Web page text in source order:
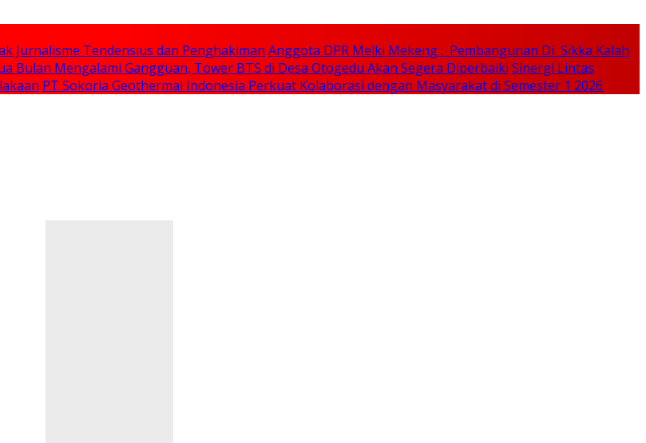
Jurnalisme Tendensius dan Penghakiman Anggota DPR Melki Mekeng : Pembangunan Di Sikka Kalah
Bulan Mengalami Gangguan, Tower BTS di Desa Otogedu Akan Segera Diperbaiki Sinergi Lintas
PT Sokoria Geothermal Indonesia Perkuat Kolaborasi dengan Masyarakat di Semester 1 2026